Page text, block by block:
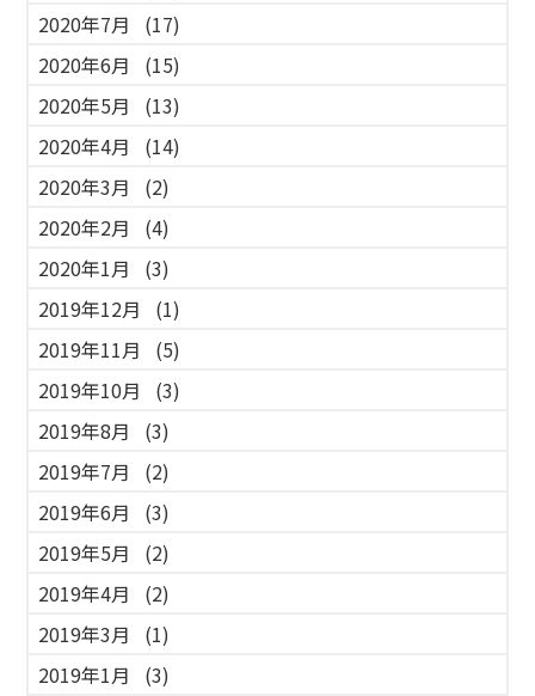
2020年7月
(17)
2020年6月
(15)
2020年5月
(13)
2020年4月
(14)
2020年3月
(2)
2020年2月
(4)
2020年1月
(3)
2019年12月
(1)
2019年11月
(5)
2019年10月
(3)
2019年8月
(3)
2019年7月
(2)
2019年6月
(3)
2019年5月
(2)
2019年4月
(2)
2019年3月
(1)
2019年1月
(3)